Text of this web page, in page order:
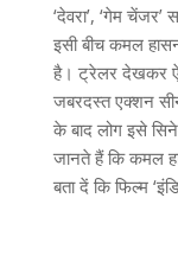
‘देवरा’, ‘गेम
इसी बीच कमल
है। ट्रेलर देखकर
जबरदस्त एक्शन
के बाद लोग इसे
जानते हैं कि कमल
बता दें कि फिल्म